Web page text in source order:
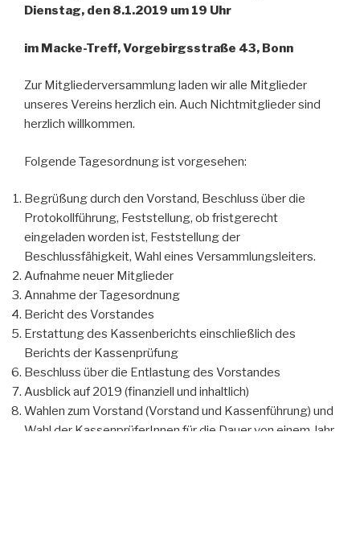
Dienstag, den 8.1.2019 um 19 Uhr
im Macke-Treff,Vorgebirgsstraße 43, Bonn
Zur Mitgliederversammlung laden wir alle Mitglieder
unseres Vereins herzlich ein. Auch Nichtmitglieder sind
herzlich willkommen.
Folgende Tagesordnung ist vorgesehen:
Begrüßung durch den Vorstand, Beschluss über die
Protokollführung, Feststellung, ob fristgerecht
eingeladen worden ist, Feststellung der
Beschlussfähigkeit, Wahl eines Versammlungsleiters.
Aufnahme neuer Mitglieder
Annahme der Tagesordnung
Bericht des Vorstandes
Erstattung des Kassenberichts einschließlich des
Berichts der Kassenprüfung
Beschluss über die Entlastung des Vorstandes
Ausblick auf 2019 (finanziell und inhaltlich)
Wahlen zum Vorstand (Vorstand und Kassenführung) und
Wahl der KassenprüferInnen für die Dauer von einem Jahr